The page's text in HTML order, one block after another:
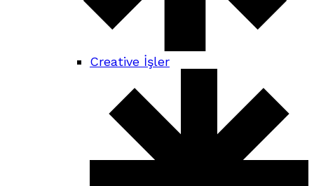
Creative İşler